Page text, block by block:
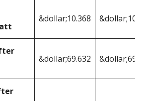
&dollar;10.368 &dollar;10.368
&dollar;69.632 &dollar;69.632